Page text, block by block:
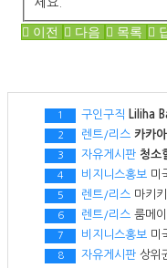
이전 다음 목록
1 구인구직 Liliha
2 렌트/리스 카카
3 자유게시판 청소
4 비지니스홍보 미
5 렌트/리스 마키
6 렌트/리스 룸메
7 비지니스홍보 미
8 자유게시판 상위